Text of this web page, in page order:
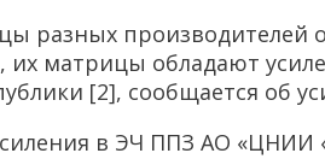
разных производителей
матрицы обладают
[2], сообщается об
в ЭЧ ППЗ АО «ЦНИИ